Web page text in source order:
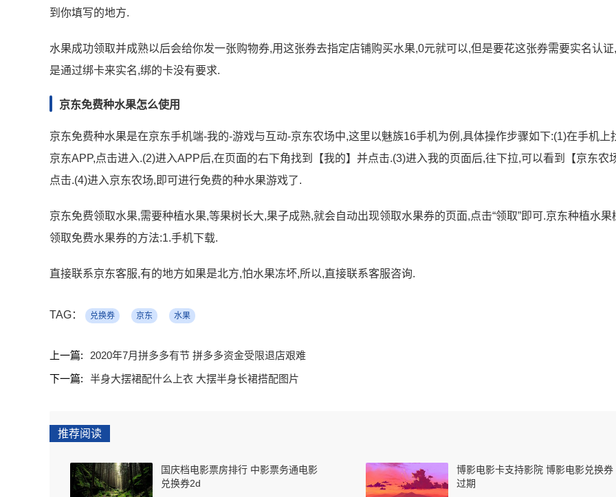
到你填写的地方.
水果成功领取并成熟以后会给你发一张购物券,用这张券去指定店铺购买水果,0元就可以,但是要花这张券需要实名认证
是通过绑卡来实名,绑的卡没有要求.
京东免费种水果怎么使用
京东免费种水果是在京东手机端-我的-游戏与互动-京东农场中,这里以魅族16手机为例,具体操作步骤如下:(1)在手机上
京东APP,点击进入.(2)进入APP后,在页面的右下角找到【我的】并点击.(3)进入我的页面后,往下拉,可以看到【京东农
点击.(4)进入京东农场,即可进行免费的种水果游戏了.
京东免费领取水果,需要种植水果,等果树长大,果子成熟,就会自动出现领取水果券的页面,点击“领取”即可.京东种植水果
领取免费水果券的方法:1.手机下载.
直接联系京东客服,有的地方如果是北方,怕水果冻坏,所以,直接联系客服咨询.
TAG： 兑换券 京东 水果
上一篇:
2020年7月拼多多有节 拼多多资金受限退店艰难
下一篇:
半身大摆裙配什么上衣 大摆半身长裙搭配图片
推荐阅读
国庆档电影票房排行 中影票务通电影
兑换券2d
博影电影卡支持影院 博影电影兑换券
过期